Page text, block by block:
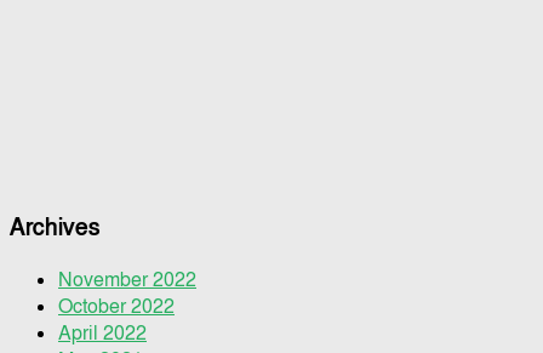
Archives
November 2022
October 2022
April 2022